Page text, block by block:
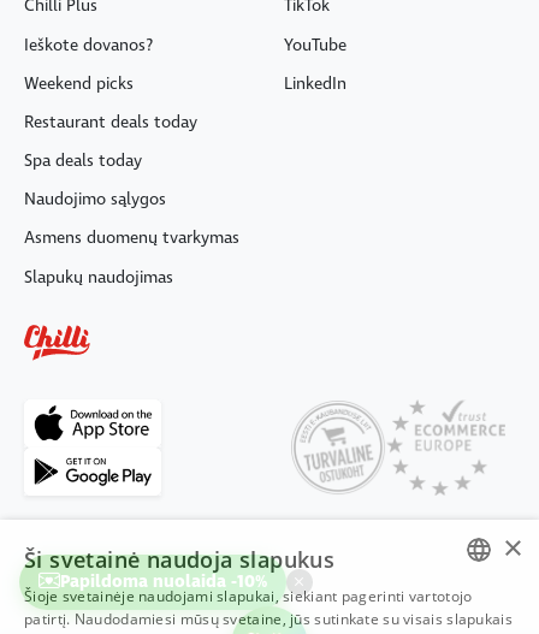
Papildoma nuolaida -10%
Chilli Plus
Ieškote dovanos?
Weekend picks
Restaurant deals today
Spa deals today
Naudojimo sąlygos
Asmens duomenų tvarkymas
Slapukų naudojimas
TikTok
YouTube
LinkedIn
ESTONIAN
×
Ši svetainė naudoja slapukus
Šioje svetainėje naudojami slapukai, siekiant pagerinti vartotojo
patirtį. Naudodamiesi mūsų svetaine, jūs sutinkate su visais slapukais